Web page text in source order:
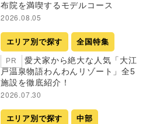
布院を満喫するモデルコース
2026.08.05
エリア別で探す 全国特集
PR
愛犬家から絶大な人気「大江
戸温泉物語わんわんリゾート」全5
施設を徹底紹介！
2026.07.30
エリア別で探す 中部